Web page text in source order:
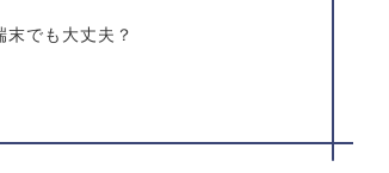
でも大丈夫？